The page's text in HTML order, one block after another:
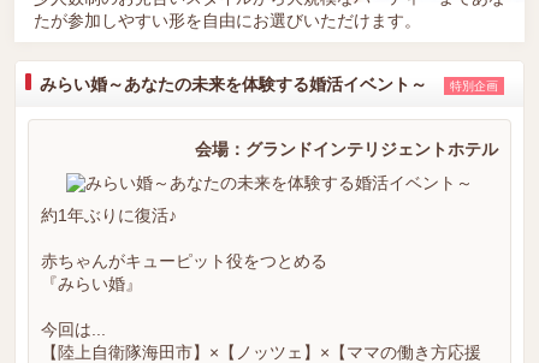
たが参加しやすい形を自由にお選びいただけます。
みらい婚～あなたの未来を体験する婚活イベント～ 特別企画
会場：グランドインテリジェントホテル
約1年ぶりに復活♪
赤ちゃんがキューピット役をつとめる
『みらい婚』
今回は...
【陸上自衛隊海田市】×【ノッツェ】×【ママの働き方応援